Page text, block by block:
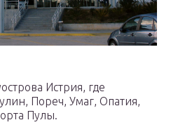
Истрия, где
Пореч, Умаг, Опатия,
Пулы.